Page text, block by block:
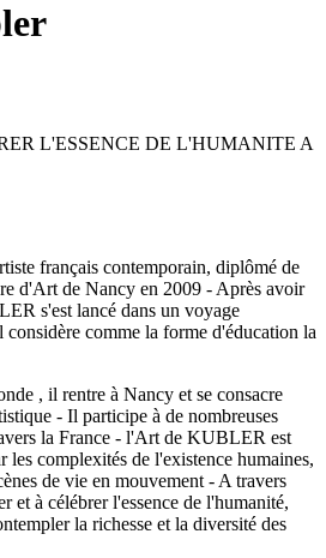
L'ESSENCE DE L'HUMANITE A
français contemporain, diplômé de
d'Art de Nancy en 2009 - Après avoir
s'est lancé dans un voyage
comme la forme d'éducation la
, il rentre à Nancy et se consacre
- Il participe à de nombreuses
la France - l'Art de KUBLER est
les complexités de l'existence humaines,
de vie en mouvement - A travers
et à célébrer l'essence de l'humanité,
la richesse et la diversité des